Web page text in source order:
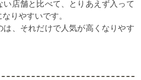
い店舗と比べて、とりあえず入って
りやすいです。
は、それだけで人気が高くなりやす